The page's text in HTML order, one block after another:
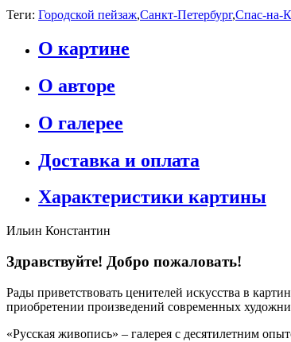
Теги: Городской пейзаж,Санкт-Петербург,Спас-на-
О картине
О авторе
О галерее
Доставка и оплата
Характеристики картины
Ильин Константин
Здравствуйте! Добро пожаловать!
Рады приветствовать ценителей искусства в
приобретении произведений современных
«Русская живопись» – галерея c десятилетним